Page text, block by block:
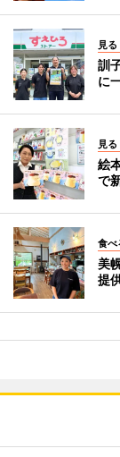
見
訓
に
見
絵
で
食べ
美
提